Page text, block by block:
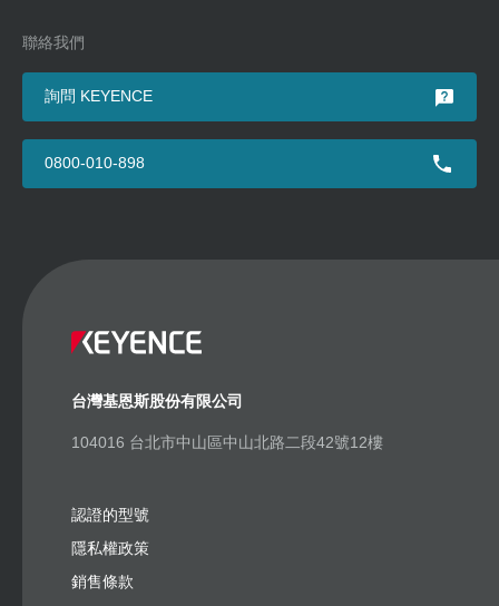
聯絡我們
詢問 KEYENCE
0800-010-898
台灣基恩斯股份有限公司
104016 台北市中山區中山北路二段42號12樓
認證的型號
隱私權政策
銷售條款